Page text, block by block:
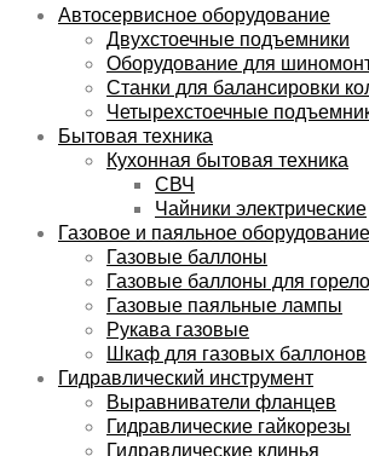
Автосервисное оборудование
Двухстоечные подъемники
Оборудование для
Станки для балансировки
Четырехстоечные
Бытовая техника
Кухонная бытовая техника
СВЧ
Чайники электрические
Газовое и паяльное оборудование
Газовые баллоны
Газовые баллоны для
Газовые паяльные лампы
Рукава газовые
Шкаф для газовых баллонов
Гидравлический инструмент
Выравниватели фланцев
Гидравлические гайкорезы
Гидравлические клинья